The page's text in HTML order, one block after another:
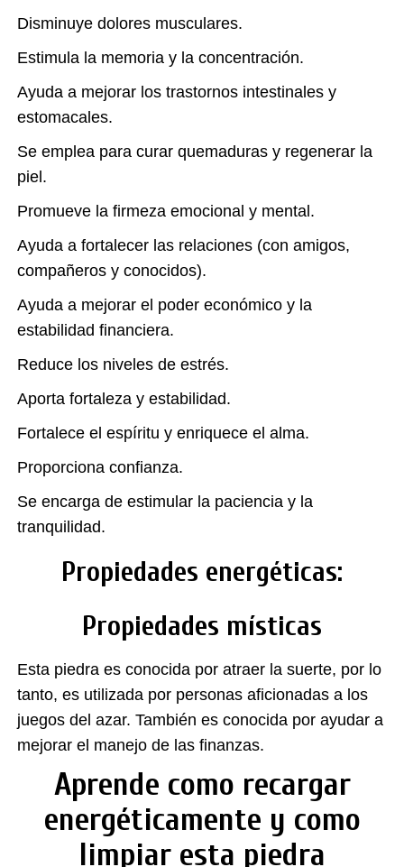
Disminuye dolores musculares.
Estimula la memoria y la concentración.
Ayuda a mejorar los trastornos intestinales y
estomacales.
Se emplea para curar quemaduras y regenerar la
piel.
Promueve la firmeza emocional y mental.
Ayuda a fortalecer las relaciones (con amigos,
compañeros y conocidos).
Ayuda a mejorar el poder económico y la
estabilidad financiera.
Reduce los niveles de estrés.
Aporta fortaleza y estabilidad.
Fortalece el espíritu y enriquece el alma.
Proporciona confianza.
Se encarga de estimular la paciencia y la
tranquilidad.
Propiedades energéticas:
Propiedades místicas
Esta piedra es conocida por atraer la suerte, por lo
tanto, es utilizada por personas aficionadas a los
juegos del azar. También es conocida por ayudar a
mejorar el manejo de las finanzas.
Aprende como recargar
energéticamente y como
limpiar esta piedra